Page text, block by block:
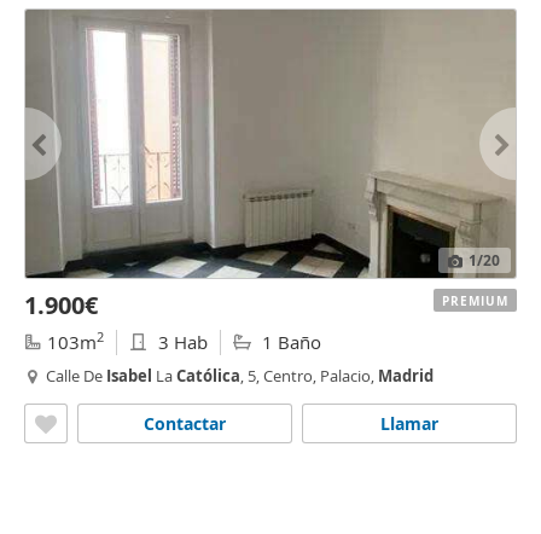
1/20
1.900€
103m2 3 Hab 1 Baño
Calle De Isabel LaCatólica, 5, Centro, Palacio, Madrid
Llamar
Contactar
PREMIUM